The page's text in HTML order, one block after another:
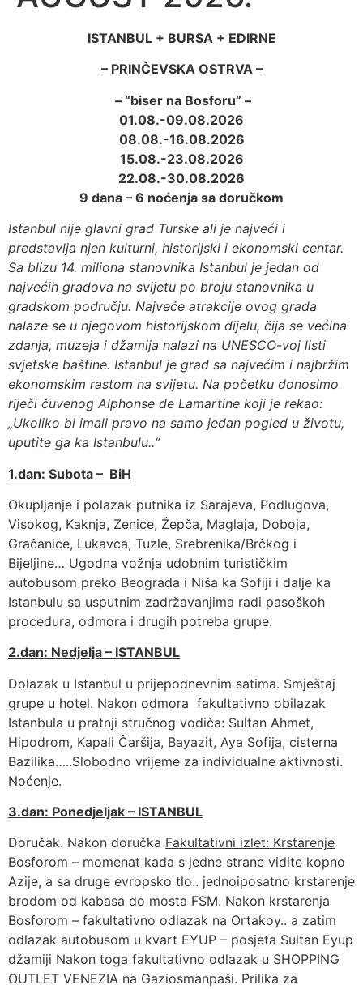
ISTANBUL + BURSA + EDIRNE
– PRINČEVSKA OSTRVA –
– “biser na Bosforu” –
01.08.-09.08.2026
08.08.-16.08.2026
15.08.-23.08.2026
22.08.-30.08.2026
9 dana – 6 noćenja sa doručkom
Istanbul nije glavni grad Turske ali je najveći i
predstavlja njen kulturni, historijski i ekonomski centar.
Sa blizu 14. miliona stanovnika Istanbul je jedan od
najvećih gradova na svijetu po broju stanovnika u
gradskom području. Najveće atrakcije ovog grada
nalaze se u njegovom historijskom dijelu, čija se većina
zdanja, muzeja i džamija nalazi na UNESCO-voj listi
svjetske baštine. Istanbul je grad sa najvećim i najbržim
ekonomskim rastom na svijetu. Na početku donosimo
riječi čuvenog Alphonse de Lamartine koji je rekao:
„Ukoliko bi imali pravo na samo jedan pogled u životu,
uputite ga ka Istanbulu..“
1.dan: Subota – BiH
Okupljanje i polazak putnika iz Sarajeva, Podlugova,
Visokog, Kaknja, Zenice, Žepča, Maglaja, Doboja,
Gračanice, Lukavca, Tuzle, Srebrenika/Brčkog i
Bijeljine… Ugodna vožnja udobnim turističkim
autobusom preko Beograda i Niša ka Sofiji i dalje ka
Istanbulu sa usputnim zadržavanjima radi pasoškoh
procedura, odmora i drugih potreba grupe.
2.dan: Nedjelja – ISTANBUL
Dolazak u Istanbul u prijepodnevnim satima. Smještaj
grupe u hotel. Nakon odmora fakultativno obilazak
Istanbula u pratnji stručnog vodiča: Sultan Ahmet,
Hipodrom, Kapali Čaršija, Bayazit, Aya Sofija, cisterna
Bazilika…..Slobodno vrijeme za individualne aktivnosti.
Noćenje.
3.dan: Ponedjeljak – ISTANBUL
Doručak. Nakon doručka Fakultativni izlet: Krstarenje
Bosforom – momenat kada s jedne strane vidite kopno
Azije, a sa druge evropsko tlo.. jednoiposatno krstarenje
brodom od kabasa do mosta FSM. Nakon krstarenja
Bosforom – fakultativno odlazak na Ortakoy.. a zatim
odlazak autobusom u kvart EYUP – posjeta Sultan Eyup
džamiji Nakon toga fakultativno odlazak u SHOPPING
OUTLET VENEZIA na Gaziosmanpaši. Prilika za